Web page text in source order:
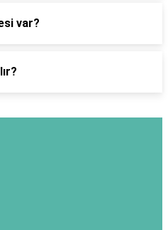
var?